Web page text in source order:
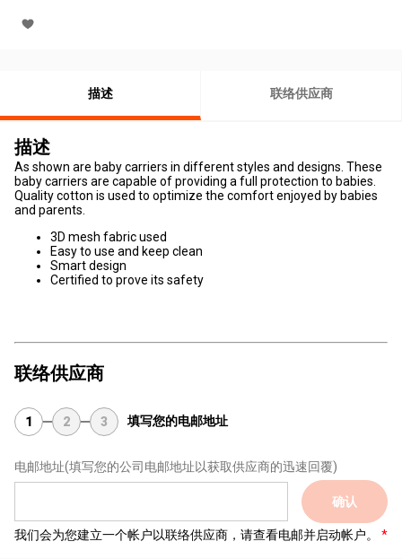
描述 联络供应商
描述
As shown are baby carriers in different styles and designs. These
baby carriers are capable of providing a full protection to babies.
Quality cotton is used to optimize the comfort enjoyed by babies
and parents.
3D mesh fabric used
Easy to use and keep clean
Smart design
Certified to prove its safety
联络供应商
1 2 3 填写您的电邮地址
电邮地址(填写您的公司电邮地址以获取供应商的迅速回覆)
确认
我们会为您建立一个帐户以联络供应商，请查看电邮并启动帐户。